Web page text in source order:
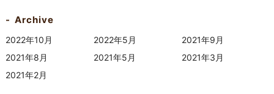
Archive
2022年10月 2022年5月
2021年9月
2021年8月
2021年5月
2021年3月
2021年2月